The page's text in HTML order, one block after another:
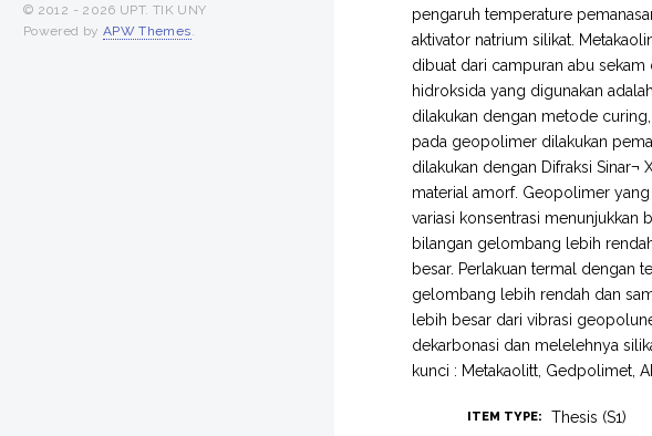
pengaruh temperature
aktivator natrium silikat.
dibuat dari campuran abu sekam
hidroksida yang digunakan
dilakukan dengan metode curing,
pada geopolimer dilakukan
dilakukan dengan Difraksi
material amorf. Geopolimer
variasi konsentrasi menunjukkan
bilangan gelombang lebih
besar. Perlakuan termal dengan
gelombang lebih rendah dan
lebih besar dari vibrasi
dekarbonasi dan melelehnya
kunci : Metakaolitt, Gedpolimet,
ITEM TYPE: Thesis (S1)
© 2012 - 2026 UPT. TIK UNY
Powered by APW Themes